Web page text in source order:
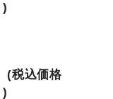
)
(税込価格
)